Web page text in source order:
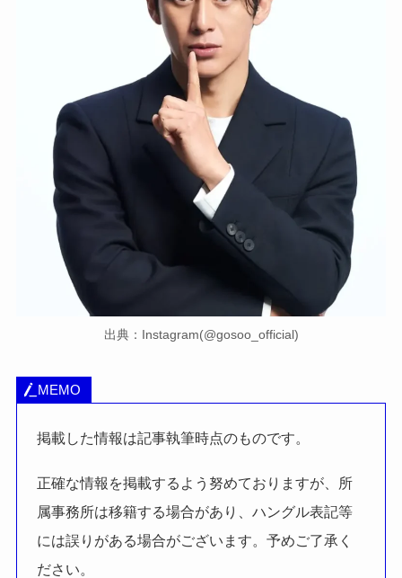
出典：Instagram(@gosoo_official)
MEMO
掲載した情報は記事執筆時点のものです。
正確な情報を掲載するよう努めておりますが、所
属事務所は移籍する場合があり、ハングル表記等
には誤りがある場合がございます。予めご了承く
ださい。